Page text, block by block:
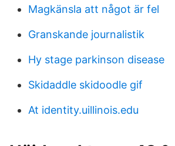
Magkänsla att något är fel
Granskande journalistik
Hy stage parkinson disease
Skidaddle skidoodle gif
At identity.uillinois.edu